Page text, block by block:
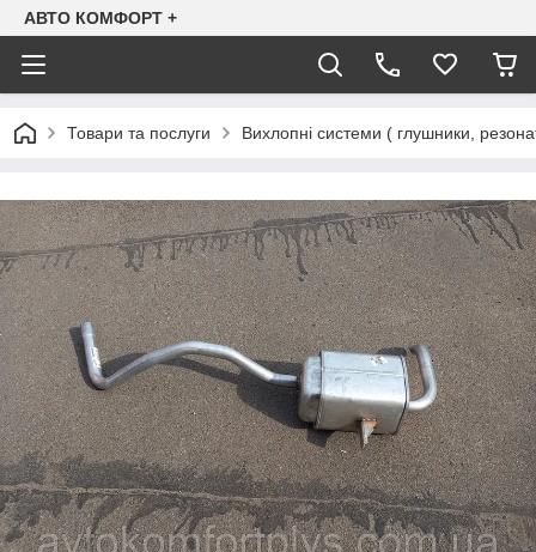
АВТО КОМФОРТ +
Товари та послуги Вихлопні системи ( глушники,